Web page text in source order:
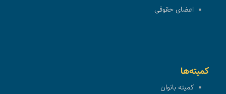
اعضای حقوقی
کمیته‌ها
کمیته بانوان